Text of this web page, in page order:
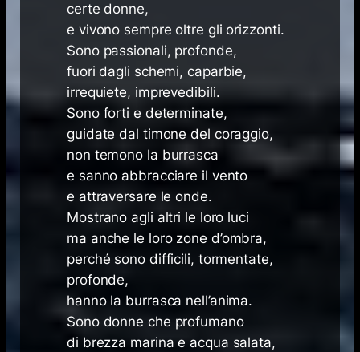
certe donne,
e vivono sempre oltre gli orizzonti.
Sono passionali, profonde,
fuori dagli schemi, caparbie,
irrequiete, imprevedibili.
Sono forti e determinate,
guidate dal timone del coraggio,
non temono la burrasca
e sanno abbracciare il vento
e attraversare le onde.
Mostrano agli altri le loro luci
ma anche le loro zone d’ombra,
perché sono difficili, tormentate,
profonde,
hanno la burrasca nell’anima.
Sono donne che profumano
di brezza marina e acqua salata,